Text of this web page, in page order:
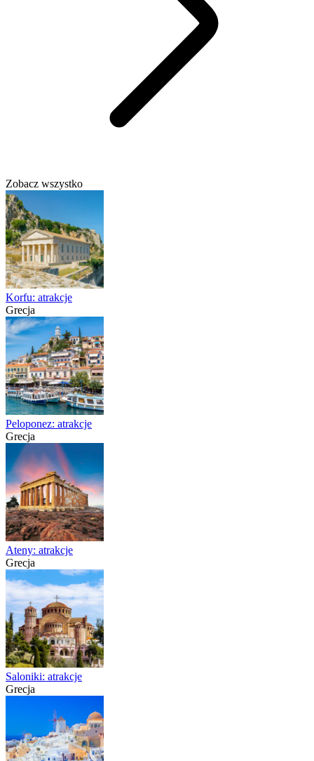
Zobacz wszystko
Korfu: atrakcje
Grecja
Peloponez: atrakcje
Grecja
Ateny: atrakcje
Grecja
Saloniki: atrakcje
Grecja